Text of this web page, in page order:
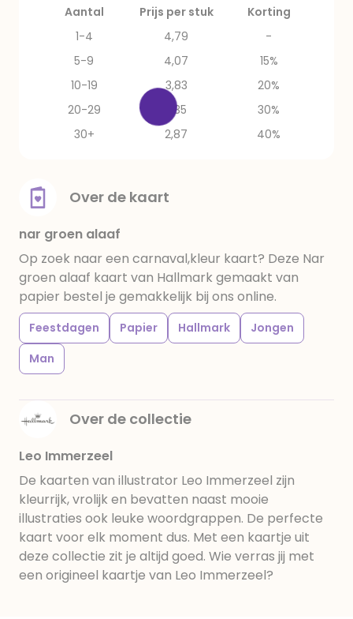
Aantal Prijs per stuk
Korting
1-4
4,79
-
5-9
4,07
15%
10-19
3,83
20%
20-29
3,35
30%
30+
2,87 40%
Over de kaart
nar groen alaaf
Op zoek naar een carnaval,kleur kaart? Deze Nar
groen alaaf kaart van Hallmark gemaakt van
papier bestel je gemakkelijk bij ons online.
Feestdagen Papier Hallmark
Jongen
Man
Over de collectie
Leo Immerzeel
De kaarten van illustrator Leo Immerzeel zijn
kleurrijk, vrolijk en bevatten naast mooie
illustraties ook leuke woordgrappen. De perfecte
kaart voor elk moment dus. Met een kaartje uit
deze collectie zit je altijd goed. Wie verras jij met
een origineel kaartje van Leo Immerzeel?